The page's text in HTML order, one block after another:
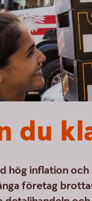
du
hög inflation
företag